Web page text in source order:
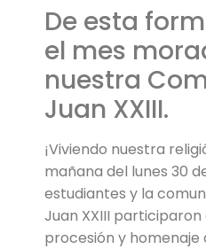
De esta
el mes
nuestra
Juan XXIII.
¡Viviendo nuestra
mañana del lunes 30
estudiantes y la
Juan XXIII
procesión y homenaje